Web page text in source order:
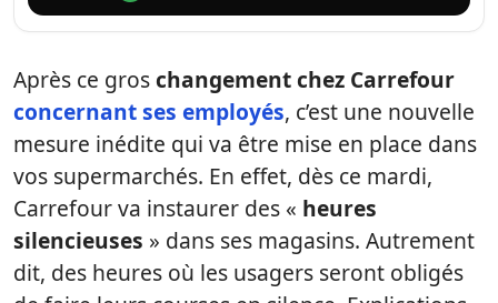
Après ce groschangement chez Carrefour
concernant ses employés, c’est une nouvelle
mesure inédite qui va être mise en place dans
vos supermarchés. En effet, dès ce mardi,
Carrefour va instaurer des « heures
silencieuses » dans ses magasins. Autrement
dit, des heures où les usagers seront obligés